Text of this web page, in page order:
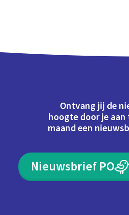
Ontvang jij de
hoogte door je
maand een
Nieuwsbrief PO